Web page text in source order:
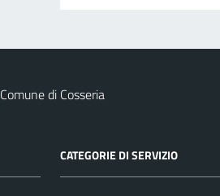
Comune di Cosseria
CATEGORIE DI SERVIZIO